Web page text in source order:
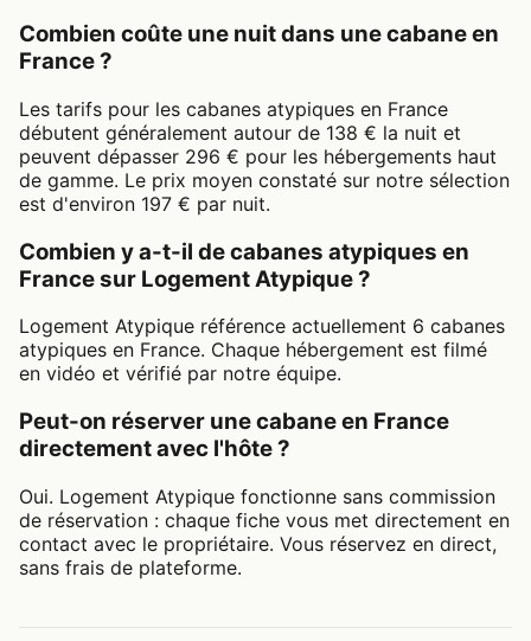
Combien coûte une nuit dans une cabane en
France ?
Les tarifs pour les cabanes atypiques en France
débutent généralement autour de 138 € la nuit et
peuvent dépasser 296 € pour les hébergements haut
de gamme. Le prix moyen constaté sur notre sélection
est d'environ 197 € par nuit.
Combien y a-t-il de cabanes atypiques en
France sur Logement Atypique ?
Logement Atypique référence actuellement 6 cabanes
atypiques en France. Chaque hébergement est filmé
en vidéo et vérifié par notre équipe.
Peut-on réserver une cabane en France
directement avec l'hôte ?
Oui. Logement Atypique fonctionne sans commission
de réservation : chaque fiche vous met directement en
contact avec le propriétaire. Vous réservez en direct,
sans frais de plateforme.